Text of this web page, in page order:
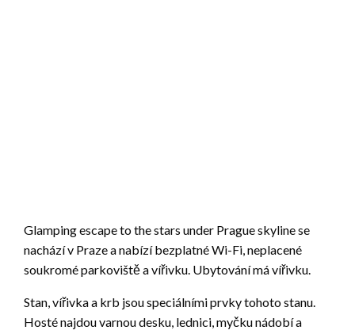
Glamping escape to the stars under Prague skyline se
nachází v Praze a nabízí bezplatné Wi-Fi, neplacené
soukromé parkoviště a vířivku. Ubytování má vířivku.
Stan, vířivka a krb jsou speciálními prvky tohoto stanu.
Hosté najdou varnou desku, lednici, myčku nádobí a